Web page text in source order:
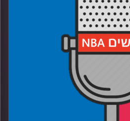
אחת להגנה ואחת לרוקיז עם כל
מאבדת את הטיים לורד, ודני
לפלייאין המערב, יוטה הולכת